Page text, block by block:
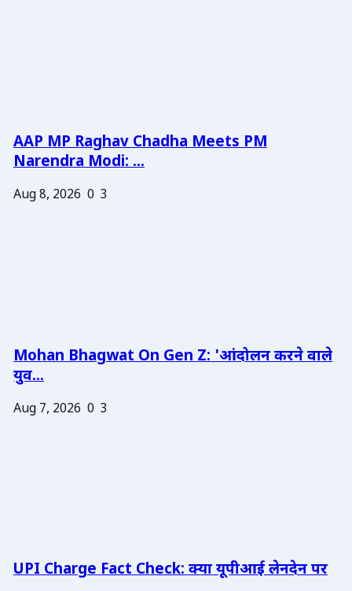
AAP MP Raghav Chadha Meets PM
Narendra Modi: ...
Aug 8, 2026 0 3
Mohan Bhagwat On Gen Z: 'आंदोलन करने वाले
युव...
Aug 7, 2026 0 3
UPI Charge Fact Check: क्या यूपीआई लेनदेन पर